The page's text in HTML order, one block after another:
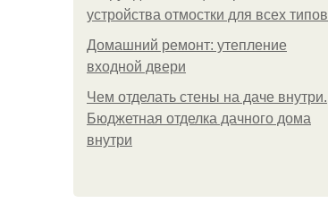
устройства отмостки для всех типов
Домашний ремонт: утепление
входной двери
Чем отделать стены на даче внутри.
Бюджетная отделка дачного дома
внутри